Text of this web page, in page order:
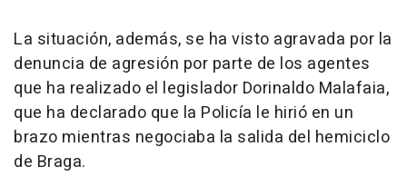
La situación, además, se ha visto agravada por la
denuncia de agresión por parte de los agentes
que ha realizado el legislador Dorinaldo Malafaia,
que ha declarado que la Policía le hirió en un
brazo mientras negociaba la salida del hemiciclo
de Braga.